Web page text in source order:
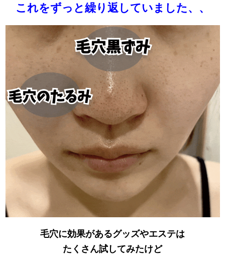
これをずっと繰り返していました、、
毛穴に効果があるグッズやエステは
たくさん試してみたけど